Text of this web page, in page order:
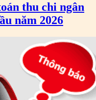
thu chi ngân
năm 2026